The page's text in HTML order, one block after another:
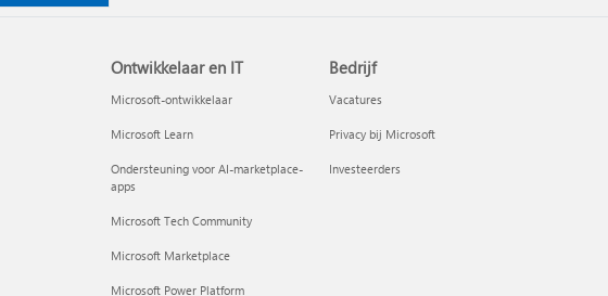
Ontwikkelaar en IT
Microsoft-ontwikkelaar
Microsoft Learn
Ondersteuning voor AI-marketplace-
apps
Microsoft Tech Community
Microsoft Marketplace
Microsoft Power Platform
Bedrijf
Vacatures
Privacy bij Microsoft
Investeerders